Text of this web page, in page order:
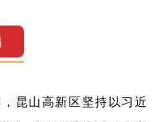
昆山高新区坚持以习近